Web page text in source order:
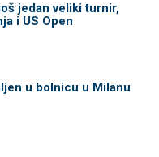
jedan veliki turnir,
i US Open
u bolnicu u Milanu